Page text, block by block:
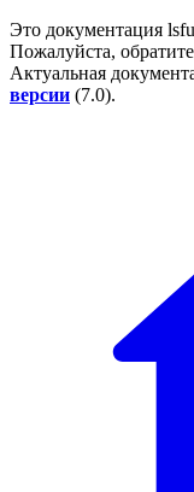
Это документация
Пожалуйста,
Актуальная
версии (7.0).